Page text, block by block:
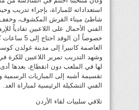
استعداداته للمباراة، بإجراء تدريب
شاطئ ميناء القرش المكشوف، وخفف
الفني الأحمال على اللاعبين تفادياً
خصوصاً أن الوفد
العاصمة كانبيرا إلى مدينة غولدن
وشهد التدريب تمرير اللاعبين
لها في الملعب دون انقطاع، بعدها أدى
تقسيمة أشبه إلى المباريات الرسمية
الفني التشكيلة الرئيسية لمباراة الغد.
تلافي سلبيات لقاء الأردن